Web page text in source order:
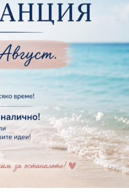
Макраме - Други материали
Мебелен обков и аксесоари
Дръжки
Закачалки
Други аксесоари, материали и
Моливи, маркери, химикали,
пастели и восъци
Восъци
Маркери, флумастери, химикали
Моливи